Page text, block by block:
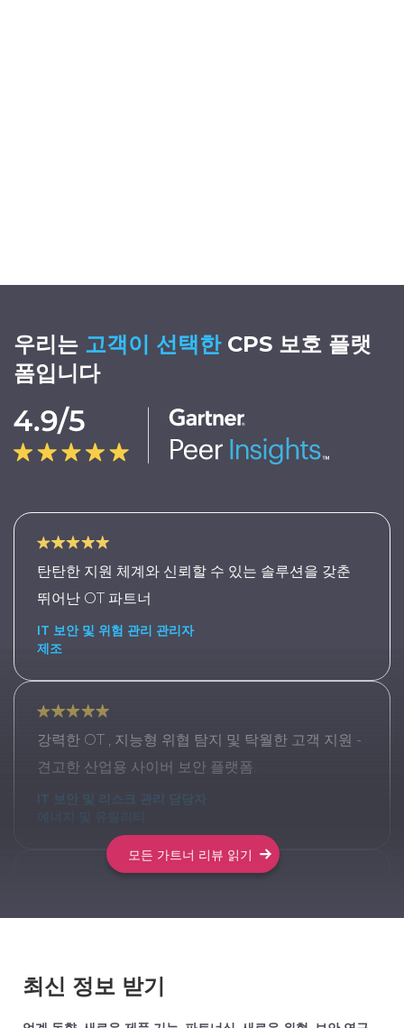
우리는 고객이 선택한CPS 보호 플랫
폼입니다
탄탄한 지원 체계와 신뢰할 수 있는 솔루션을 갖춘
뛰어난 OT 파트너
IT 보안 및 위험 관리 관리자
제조
강력한 OT , 지능형 위협 탐지 및 탁월한 고객 지원 -
견고한 산업용 사이버 보안 플랫폼.
IT 보안 및 리스크 관리 담당자
정보기술 부사장
모든 가트너 리뷰 읽기
최신 정보 받기